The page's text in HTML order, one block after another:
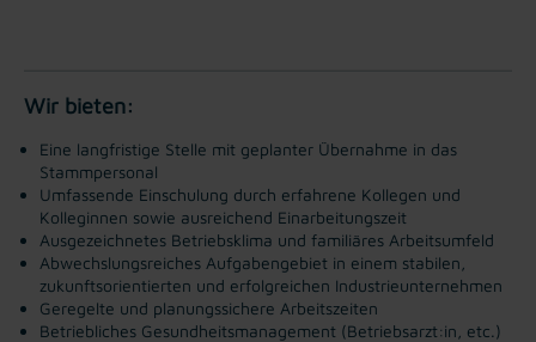
Wir bieten:
Eine langfristige Stelle mit geplanter Übernahme in das
Stammpersonal
Umfassende Einschulung durch erfahrene Kollegen und
Kolleginnen sowie ausreichend Einarbeitungszeit
Ausgezeichnetes Betriebsklima und familiäres Arbeitsumfeld
Abwechslungsreiches Aufgabengebiet in einem stabilen,
zukunftsorientierten und erfolgreichen Industrieunternehmen
Geregelte und planungssichere Arbeitszeiten
Betriebliches Gesundheitsmanagement (Betriebsarzt:in, etc.)